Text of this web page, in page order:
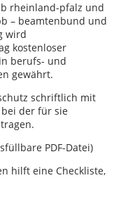
rheinland-pfalz und
– beamtenbund und
wird
kostenloser
berufs- und
gewährt.
schriftlich mit
der für sie
PDF-Datei)
hilft eine Checkliste,